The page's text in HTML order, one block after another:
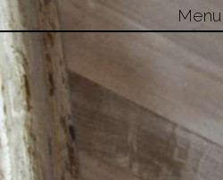
Menu
Skip to content